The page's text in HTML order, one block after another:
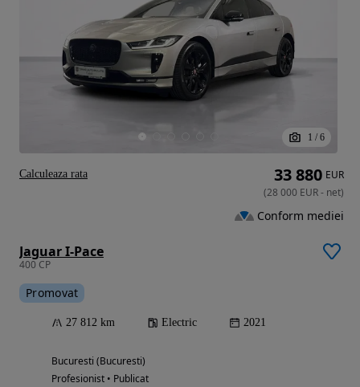
1 / 6
Jaguar I-Pace
400 CP
Promovat
27 812 km Electric 2021
Bucuresti (Bucuresti)
Profesionist • Publicat
33 880 EUR
(28 000 EUR- net)
Conform mediei
Calculeaza rata